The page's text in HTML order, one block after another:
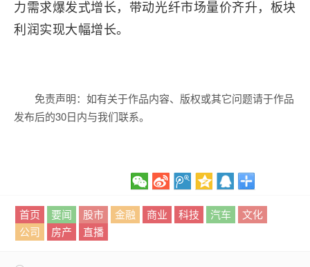
力需求爆发式增长，带动光纤市场量价齐升，板块
利润实现大幅增长。
免责声明：如有关于作品内容、版权或其它问题请于作品
发布后的30日内与我们联系。
首页 要闻 股市 金融 商业 科技 汽车
文化
公司
房产 直播